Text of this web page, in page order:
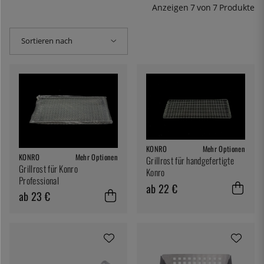
Anzeigen 7von 7 Produkte
Sortieren nach
KONRO Mehr Optionen
Grillrost für Konro
Professional
ab 23 €
KONRO Mehr Optionen
Grillrost für handgefertigte
Konro
ab 22 €